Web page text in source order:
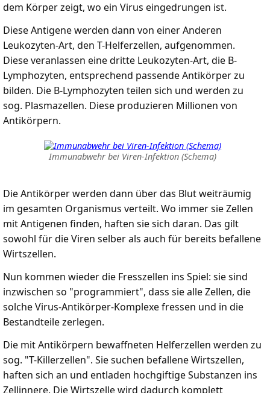
dem Körper zeigt, wo ein Virus eingedrungen ist.
Diese Antigene werden dann von einer Anderen
Leukozyten-Art, den T-Helferzellen, aufgenommen.
Diese veranlassen eine dritte Leukozyten-Art, die B-
Lymphozyten, entsprechend passende Antikörper zu
bilden. Die B-Lymphozyten teilen sich und werden zu
sog. Plasmazellen. Diese produzieren Millionen von
Antikörpern.
Immunabwehr bei Viren-Infektion (Schema)
Die Antikörper werden dann über das Blut weiträumig
im gesamten Organismus verteilt. Wo immer sie Zellen
mit Antigenen finden, haften sie sich daran. Das gilt
sowohl für die Viren selber als auch für bereits befallene
Wirtszellen.
Nun kommen wieder die Fresszellen ins Spiel: sie sind
inzwischen so "programmiert", dass sie alle Zellen, die
solche Virus-Antikörper-Komplexe fressen und in die
Bestandteile zerlegen.
Die mit Antikörpern bewaffneten Helferzellen werden zu
sog. "T-Killerzellen". Sie suchen befallene Wirtszellen,
haften sich an und entladen hochgiftige Substanzen ins
Zellinnere. Die Wirtszelle wird dadurch komplett